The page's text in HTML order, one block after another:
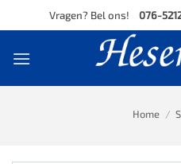
to
Vragen? Bel ons! 076-
Home /